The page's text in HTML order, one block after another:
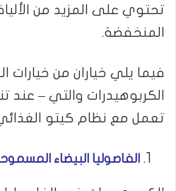
تحتوي على المزيد من
المنخفضة.
فيما يلي خياران من خيارات
الكربوهيدرات والتي – عند
تعمل مع نظام كيتو
الفاصوليا البيضاء